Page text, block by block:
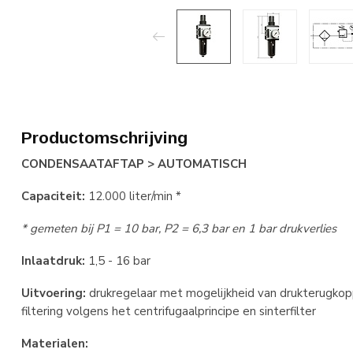
Productomschrijving
CONDENSAATAFTAP > AUTOMATISCH
Capaciteit: 12.000 liter/min *
* gemeten bij P1 = 10 bar, P2 = 6,3 bar en 1 bar drukverlies
Inlaatdruk: 1,5 - 16 bar
Uitvoering: drukregelaar met mogelijkheid van
filtering volgens het centrifugaalprincipe en sinterfilter
Materialen: